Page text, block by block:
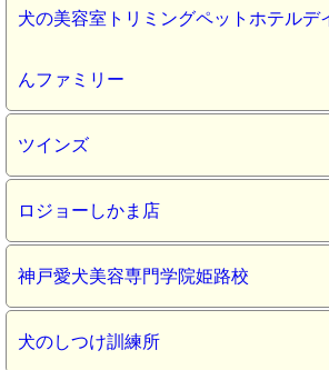
犬の美容室トリミングペットホテルデ
んファミリー
ツインズ
ロジョーしかま店
神戸愛犬美容専門学院姫路校
犬のしつけ訓練所